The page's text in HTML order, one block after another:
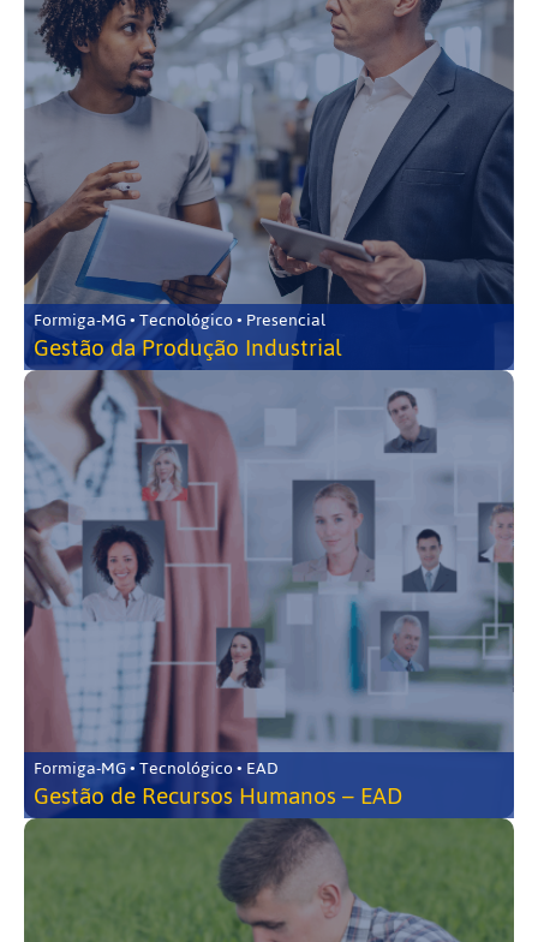
Formiga-MG • Tecnológico • Presencial
Gestão da Produção Industrial
Formiga-MG • Tecnológico • EAD
Gestão de Recursos Humanos – EAD